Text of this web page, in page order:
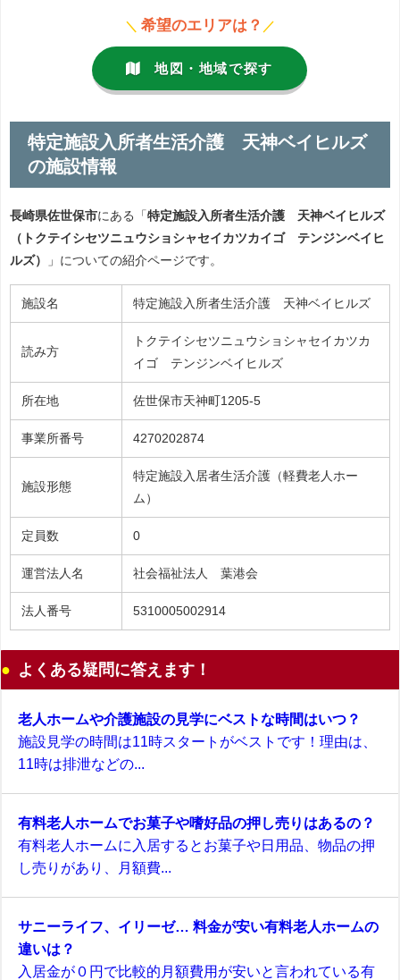
＼ 希望のエリアは？ ／
地図・地域で探す
特定施設入所者生活介護 天神ベイヒルズ
の施設情報
長崎県佐世保市にある「 特定施設入所者生活介護 天神ベイヒルズ
（トクテイシセツニュウショシャセイカツカイゴ テンジンベイヒ
ルズ）
」についての紹介ページです。
施設名 特定施設入所者生活介護 天神ベイヒルズ
読み方
トクテイシセツニュウショシャセイカツカ
イゴ テンジンベイヒルズ
所在地 佐世保市天神町1205-5
事業所番号 4270202874
施設形態
特定施設入居者生活介護（軽費老人ホー
ム）
定員数 0
運営法人名 社会福祉法人 葉港会
法人番号 5310005002914
よくある疑問に答えます！
老人ホームや介護施設の見学にベストな時間はいつ？
施設見学の時間は11時スタートがベストです！理由は、
11時は排泄などの...
有料老人ホームでお菓子や嗜好品の押し売りはあるの？
有料老人ホームに入居するとお菓子や日用品、物品の押
し売りがあり、月額費...
サニーライフ、イリーゼ… 料金が安い有料老人ホームの
違いは？
入居金が０円で比較的月額費用が安いと言われている有